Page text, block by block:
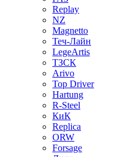
Replay
NZ
Magnetto
Теч-Лайн
LegeArtis
ТЗСК
Arivo
Top Driver
Hartung
R-Steel
КиК
Replica
ORW
Forsage